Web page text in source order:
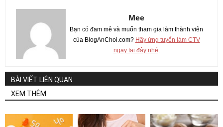
Mee
Bạn có đam mê và muốn tham gia làm thành viên
của BlogAnChoi.com? Hãy ứng tuyển làm CTV
ngay tại đây nhé.
BÀI VIẾT LIÊN QUAN
XEM THÊM